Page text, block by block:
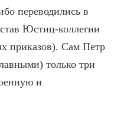
переводились в
Юстиц-коллегии
приказов). Сам Петр
только три
и